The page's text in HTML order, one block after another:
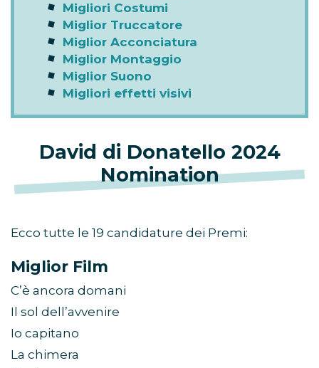
Migliori Costumi
Miglior Truccatore
Miglior Acconciatura
Miglior Montaggio
Miglior Suono
Migliori effetti visivi
David di Donatello 2024
Nomination
Ecco tutte le 19 candidature dei Premi:
Miglior Film
C’è ancora domani
Il sol dell’avvenire
Io capitano
La chimera